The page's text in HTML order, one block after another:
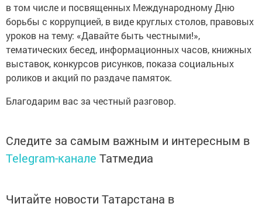
в том числе и посвященных Международному Дню
борьбы с коррупцией, в виде круглых столов, правовых
уроков на тему: «Давайте быть честными!»,
тематических бесед, информационных часов, книжных
выставок, конкурсов рисунков, показа социальных
роликов и акций по раздаче памяток.
Благодарим вас за честный разговор.
Следите за самым важным и интересным в
Telegram-канале Татмедиа
Читайте новости Татарстана в